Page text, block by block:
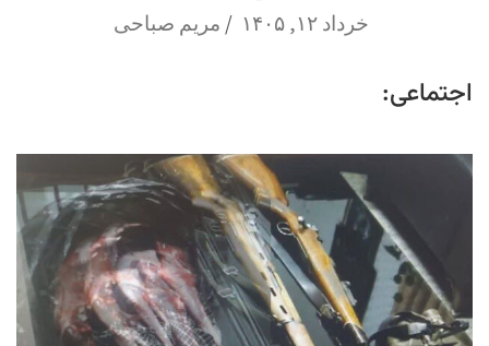
خرداد ۱۲, ۱۴۰۵ مریم صباحی
اجتماعی: